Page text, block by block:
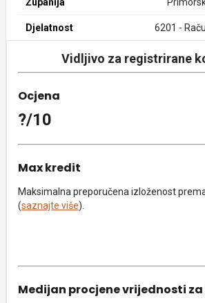
Djelatnost 6201 -
Vidljivo za registrirane
Ocjena
?/10
Max kredit
Maksimalna preporučena izloženost
(saznajte više).
Medijan procjene vrijednosti za